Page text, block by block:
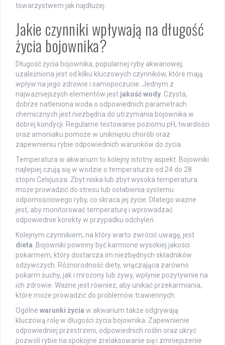
towarzystwem jak najdłużej.
Jakie czynniki wpływają na długość
życia bojownika?
Długość życia bojownika, popularnej ryby akwariowej,
uzależniona jest od kilku kluczowych czynników, które mają
wpływ na jego zdrowie i samopoczucie. Jednym z
najważniejszych elementów jest jakość wody . Czysta,
dobrze natleniona woda o odpowiednich parametrach
chemicznych jest niezbędna do utrzymania bojownika w
dobrej kondycji. Regularne testowanie poziomu pH, twardości
oraz amoniaku pomoże w uniknięciu chorób oraz
zapewnieniu rybie odpowiednich warunków do życia.
Temperatura w akwarium to kolejny istotny aspekt. Bojowniki
najlepiej czują się w wodzie o temperaturze od 24 do 28
stopni Celsjusza. Zbyt niska lub zbyt wysoka temperatura
może prowadzić do stresu lub osłabienia systemu
odpornościowego ryby, co skraca jej życie. Dlatego ważne
jest, aby monitorować temperaturę i wprowadzać
odpowiednie korekty w przypadku odchyleń.
Kolejnym czynnikiem, na który warto zwrócić uwagę, jest
dieta . Bojowniki powinny być karmione wysokiej jakości
pokarmem, który dostarcza im niezbędnych składników
odżywczych. Różnorodność diety, włączająca zarówno
pokarm suchy, jak i mrożony lub żywy, wpłynie pozytywnie na
ich zdrowie. Ważne jest również, aby unikać przekarmiania,
które może prowadzić do problemów trawiennych.
Ogólne warunki życia w akwarium także odgrywają
kluczową rolę w długości życia bojownika. Zapewnienie
odpowiedniej przestrzeni, odpowiednich roślin oraz ukryć
pozwoli rybie na spokojne zrelaksowanie się i zmniejszenie